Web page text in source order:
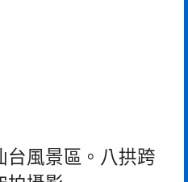
台風景區。八拱跨